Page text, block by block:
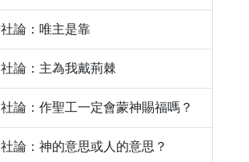
社論：唯主是靠
社論：主為我戴荊棘
社論：作聖工一定會蒙神賜福嗎？
社論：神的意思或人的意思？